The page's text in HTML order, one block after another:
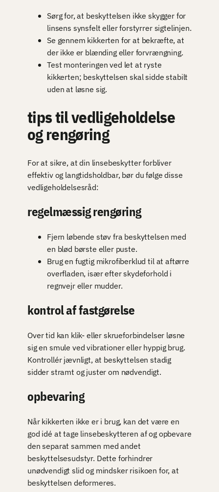
Sørg for, at beskyttelsen ikke skygger for
linsens synsfelt eller forstyrrer sigtelinjen.
Se gennem kikkerten for at bekræfte, at
der ikke er blænding eller forvrængning.
Test monteringen ved let at ryste
kikkerten; beskyttelsen skal sidde stabilt
uden at løsne sig.
tips til vedligeholdelse
og rengøring
For at sikre, at din linsebeskytter forbliver
effektiv og langtidsholdbar, bør du følge disse
vedligeholdelsesråd:
regelmæssig rengøring
Fjern løbende støv fra beskyttelsen med
en blød børste eller puste.
Brug en fugtig mikrofiberklud til at aftørre
overfladen, især efter skydeforhold i
regnvejr eller mudder.
kontrol af fastgørelse
Over tid kan klik- eller skrueforbindelser løsne
sig en smule ved vibrationer eller hyppig brug.
Kontrollér jævnligt, at beskyttelsen stadig
sidder stramt og juster om nødvendigt.
opbevaring
Når kikkerten ikke er i brug, kan det være en
god idé at tage linsebeskytteren af og opbevare
den separat sammen med andet
beskyttelsesudstyr. Dette forhindrer
unødvendigt slid og mindsker risikoen for, at
beskyttelsen deformeres.